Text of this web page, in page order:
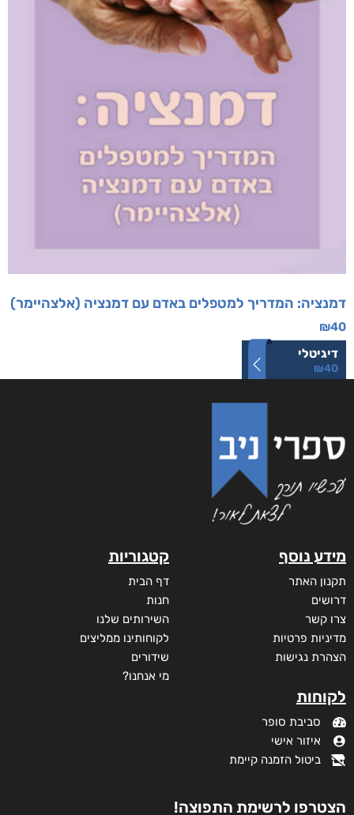
דמנציה: המדריך למטפלים באדם עם דמנציה (אלצהיימר)
₪40
דיגיטלי
₪40
מידע נוסף
תקנון האתר
דרושים
צרו קשר
מדיניות פרטיות
הצהרת נגישות
לקוחות
סביבת סופר
איזור אישי
ביטול הזמנה קיימת
קטגוריות
דף הבית
חנות
השירותים שלנו
לקוחותינו ממליצים
שידורים
מי אנחנו?
הצטרפו לרשימת התפוצה!